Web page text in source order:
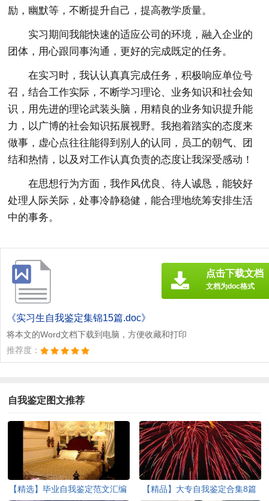
励，幽默等，不断提升自己，提高教学质量。
实习期间我能快速的适应公司的环境，融入企业的
团体，用心跟同事沟通，更好的完成既定的任务。
在实习时，我认认真真完成任务，积极响应单位号
召，结合工作实际，不断学习理论、业务知识和社会知
识，用先进的理论武装头脑，用精良的业务知识提升能
力，以广博的社会知识拓展视野。我抱着踏实的态度来
做事，虚心点往往能得到别人的认同，员工的朝气、团
结和热情，以及对工作认真负责的态度让我深受感动！
在思想行为方面，我作风优良、待人诚恳，能较好
处理人际关际，处事冷静稳健，能合理地统筹安排生活
中的事务。
《实习生自我鉴定集锦15篇.doc》
将本文的Word文档下载到电脑，方便收藏和打印
推荐度：
点击下载文档
文档为doc格式
自我鉴定图文推荐
【精选】毕业自我鉴定范文汇编
【精品】大专自我鉴定合集8篇